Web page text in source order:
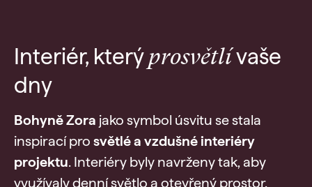
Interiér, kterýprosvětlívaše
dny
Bohyně Zora jako symbol úsvitu se stala
inspirací pro světlé a vzdušné interiéry
projektu. Interiéry byly navrženy tak, aby
využívaly denní světlo a otevřený prostor.